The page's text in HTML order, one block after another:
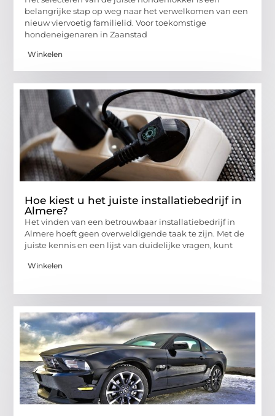
belangrijke stap op weg naar het verwelkomen van een
nieuw viervoetig familielid. Voor toekomstige
hondeneigenaren in Zaanstad
Winkelen
Hoe kiest u het juiste installatiebedrijf in
Almere?
Het vinden van een betrouwbaar installatiebedrijf in
Almere hoeft geen overweldigende taak te zijn. Met de
juiste kennis en een lijst van duidelijke vragen, kunt
Winkelen